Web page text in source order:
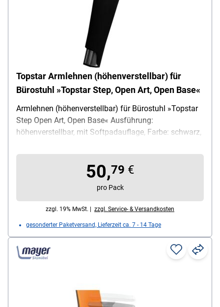
Topstar Armlehnen (höhenverstellbar) für
Bürostuhl »Topstar Step, Open Art, Open Base«
Armlehnen (höhenverstellbar) für Bürostuhl »Topstar
Step Open Art, Open Base« Ausführung:
höhenverstellbar, mit Softpadauflage, Farbe: schwarz,
50,79 €
pro Pack
zzgl. 19% MwSt. | zzgl. Service- & Versandkosten
gesonderter Paketversand, Lieferzeit ca. 7 - 14 Tage